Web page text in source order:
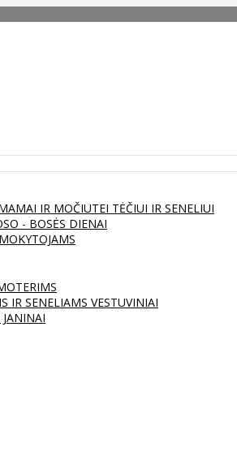
IR MOČIUTEI TĖČIUI IR SENELIUI
- BOSĖS DIENAI
MOKYTOJAMS
IR SENELIAMS VESTUVINIAI
JANINAI